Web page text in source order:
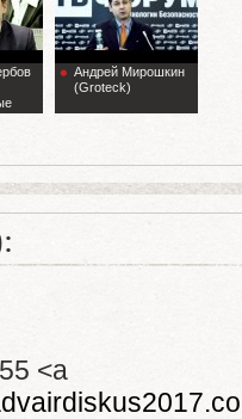
Андрей Мирошкин
(Groteck)
<a